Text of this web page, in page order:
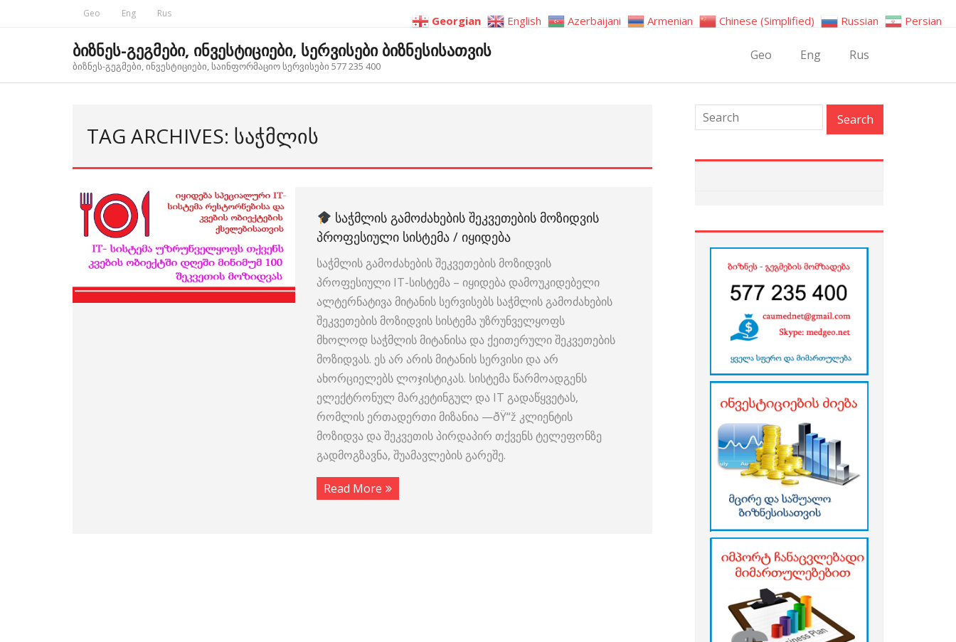
Geo Eng Rus
ბიზნეს-გეგმები, ინვესტიციები, სერვისები ბიზნესისათვის
ბიზნეს-გეგმები, ინვესტიციები, საინფორმაციო სერვისები 577 235 400
Geo Eng Rus
TAG ARCHIVES: ᲡᲐᲭᲛᲚᲘᲡ
ᲡᲐᲭᲛᲚᲘᲡ ᲒᲐᲛᲝᲫᲐᲮᲔᲑᲘᲡ ᲨᲔᲙᲕᲔᲗᲔᲑᲘᲡ ᲛᲝᲖᲘᲓᲕᲘᲡ
ᲞᲠᲝᲤᲔᲡᲘᲣᲚᲘ ᲡᲘᲡᲢᲔᲛᲐ / ᲘᲧᲘᲓᲔᲑᲐ
საჭმლის გამოძახების შეკვეთების მოზიდვის
პროფესიული IT-სისტემა – იყიდება დამოუკიდებელი
ალტერნატივა მიტანის სერვისებს საჭმლის გამოძახების
შეკვეთების მოზიდვის სისტემა უზრუნველყოფს
მხოლოდ საჭმლის მიტანისა და ქეითერული შეკვეთების
მოზიდვას. ეს არ არის მიტანის სერვისი და არ
ახორციელებს ლოჯისტიკას. სისტემა წარმოადგენს
ელექტრონულ მარკეტინგულ და IT გადაწყვეტას,
რომლის ერთადერთი მიზანია —ðŸ“ž კლიენტის
მოზიდვა და შეკვეთის პირდაპირ თქვენს ტელეფონზე
გადმოგზავნა, შუამავლების გარეშე.
Read More
Georgian English Azerbaijani Armenian Chinese (Simplified) Russian Persian